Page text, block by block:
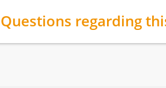
Questions regarding